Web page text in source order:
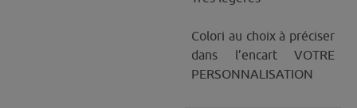
Colori au choix à préciser
dans l’encart VOTRE
PERSONNALISATION